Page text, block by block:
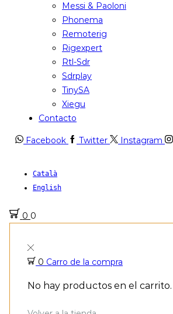
Messi & Paoloni
Phonema
Remoterig
Rigexpert
Rtl-Sdr
Sdrplay
TinySA
Xiegu
Contacto
Facebook Twitter Instagram
Català
English
0 0
0 Carro de la compra
No hay productos en el carrito.